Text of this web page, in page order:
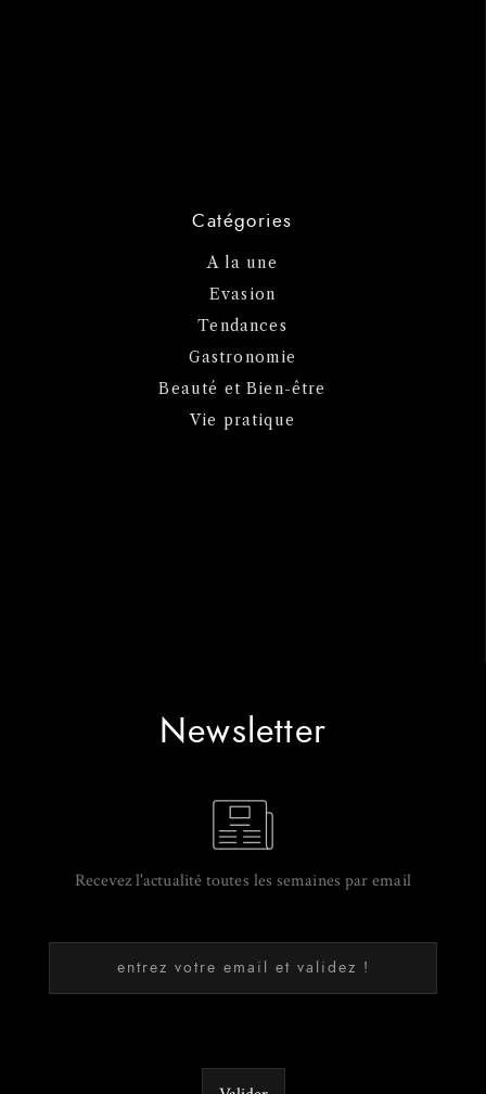
Catégories
A la une
Evasion
Tendances
Gastronomie
Beauté et Bien-être
Vie pratique
Newsletter
Recevez l'actualité toutes les semaines par email